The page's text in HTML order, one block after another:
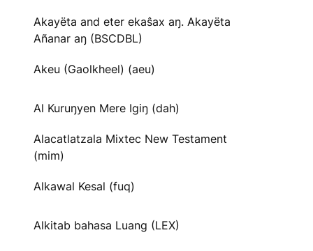
Akayëta and eter ekaŝax aŋ. Akayëta
Añanar aŋ (BSCDBL)
Akeu (Gaolkheel) (aeu)
Al Kuruŋyen Mere Igiŋ (dah)
Alacatlatzala Mixtec New Testament
(mim)
Alkawal Kesal (fuq)
Alkitab bahasa Luang (LEX)